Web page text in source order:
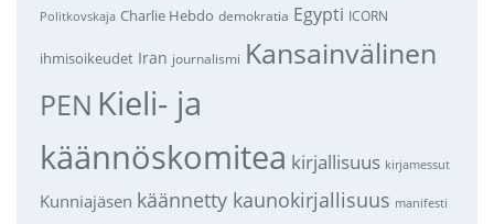
Politkovskaja Charlie Hebdo demokratia Egypti ICORN
ihmisoikeudet Iran journalismi Kansainvälinen
PEN Kieli- ja
käännöskomitea kirjallisuus kirjamessut
Kunniajäsen käännetty kaunokirjallisuus manifesti